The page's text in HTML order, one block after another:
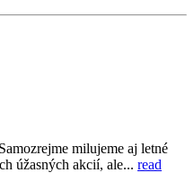
milujeme aj letné
úžasných akcií, ale... read